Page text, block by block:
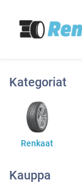
Kategoriat
Renkaat
Kauppa